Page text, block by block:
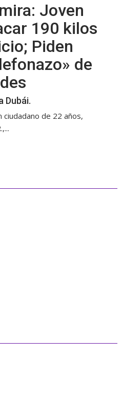
Joven
190 kilos
Piden
de
Dubái.
ciudadano de 22 años,